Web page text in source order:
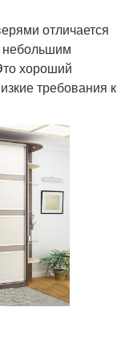
отличается
небольшим
хороший
требования к